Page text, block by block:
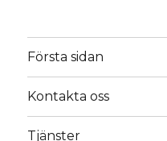
Första sidan
Kontakta oss
Tjänster